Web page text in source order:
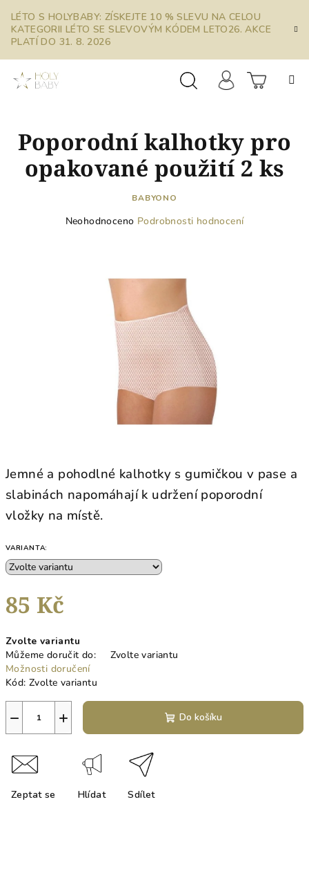
obsah
LÉTO S HOLYBABY: ZÍSKEJTE 10 % SLEVU NA CELOU
KATEGORII LÉTO SE SLEVOVÝM KÓDEM LETO26. AKCE
PLATÍ DO 31. 8. 2026
košík
Jemné a pohodlné kalhotky s gumičkou v pase a
slabinách napomáhají k udržení poporodní
vložky na místě.
VARIANTA:
85 Kč
cena:
Zvolte variantu
Můžeme doručit do:
Zvolte variantu
Možnosti doručení
Kód: Zvolte variantu
+
− Do košíku
Zeptat se Hlídat Sdílet
Poporodní kalhotky pro
opakované použití 2 ks
BABYONO
Průměrné
Neohodnoceno Podrobnosti hodnocení